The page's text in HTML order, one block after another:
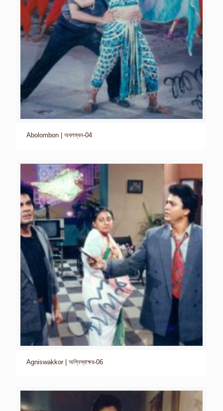
Abolombon | অবলম্বন-04
Agniswakkor | অগ্নিস্বাক্ষর-06